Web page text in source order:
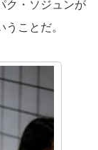
ク・ソジュンが
ことだ。